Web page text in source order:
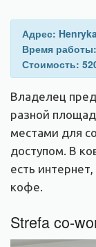
Адрес:
Время
Стоимость:
Владелец
разной
местами для
доступом. В
есть
кофе.
Strefa co-